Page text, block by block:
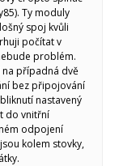
Ty moduly
spoj kvůli
počítat v
problém.
na případná dvě
bez připojování
nastavený
do vnitřní
odpojení
kolem stovky,